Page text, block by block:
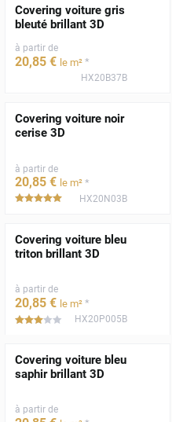
Covering voiture gris
bleuté brillant 3D
à partir de
20,85 € le m² *
HX20B37B
Covering voiture noir
cerise 3D
à partir de
20,85 € le m² *
*****HX20N03B
Covering voiture bleu
triton brillant 3D
à partir de
20,85 € le m² *
***** HX20P005B
Covering voiture bleu
saphir brillant 3D
à partir de